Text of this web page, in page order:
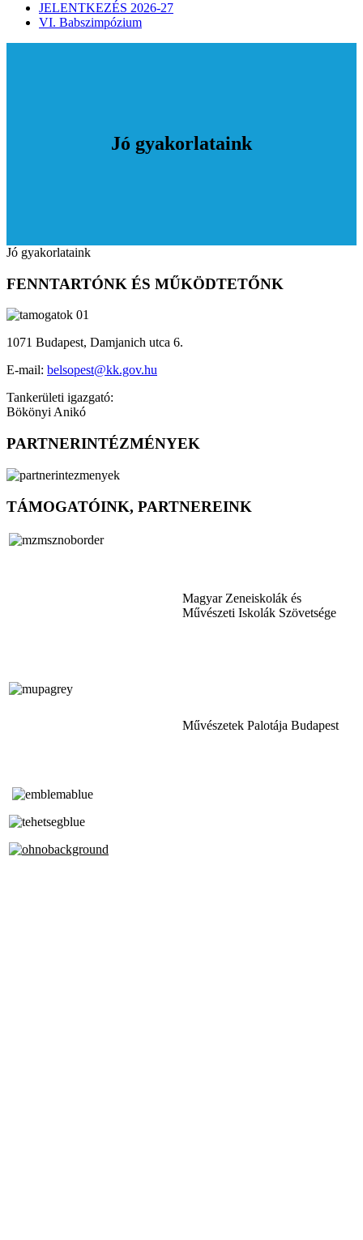
JELENTKEZÉS 2026-27
VI. Babszimpózium
Jó gyakorlataink
Jó gyakorlataink
FENNTARTÓNK ÉS MŰKÖDTETŐNK
1071 Budapest, Damjanich utca 6.
E-mail: belsopest@kk.gov.hu
Tankerületi igazgató:
Bökönyi Anikó
PARTNERINTÉZMÉNYEK
TÁMOGATÓINK, PARTNEREINK
Magyar Zeneiskolák és
Művészeti Iskolák Szövetsége
Művészetek Palotája Budapest